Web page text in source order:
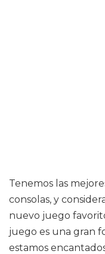
Tenemos las
consolas, y
nuevo juego
juego es una gran
estamos